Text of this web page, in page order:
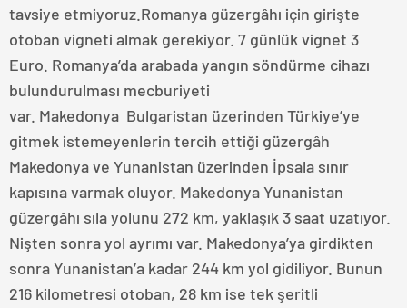
tavsiye etmiyoruz.Romanya güzergâhı için girişte
otoban vigneti almak gerekiyor. 7 günlük vignet 3
Euro. Romanya’da arabada yangın söndürme cihazı
bulundurulması mecburiyeti
var. Makedonya Bulgaristan üzerinden Türkiye’ye
gitmek istemeyenlerin tercih ettiği güzergâh
Makedonya ve Yunanistan üzerinden İpsala sınır
kapısına varmak oluyor. Makedonya Yunanistan
güzergâhı sıla yolunu 272 km, yaklaşık 3 saat uzatıyor.
Nişten sonra yol ayrımı var. Makedonya’ya girdikten
sonra Yunanistan’a kadar 244 km yol gidiliyor. Bunun
216 kilometresi otoban, 28 km ise tek şeritli